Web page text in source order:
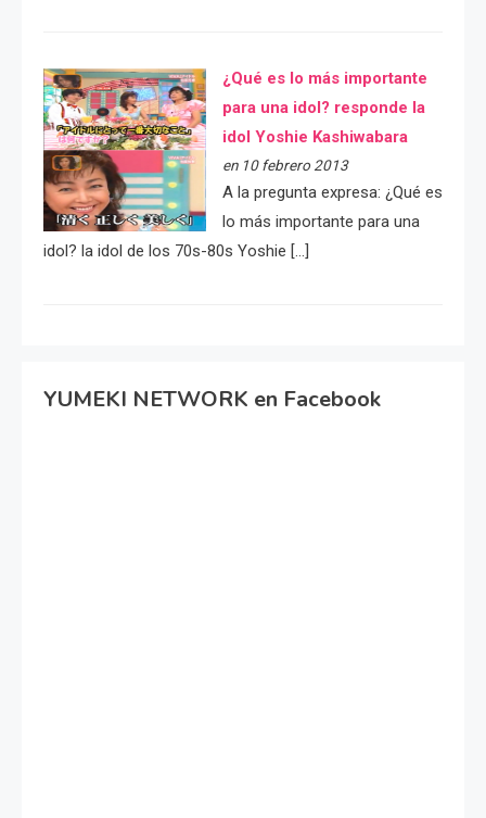
¿Qué es lo más importante
para una idol? responde la
idol Yoshie Kashiwabara
en 10 febrero 2013
A la pregunta expresa: ¿Qué es
lo más importante para una
idol? la idol de los 70s-80s Yoshie […]
YUMEKI NETWORK en Facebook